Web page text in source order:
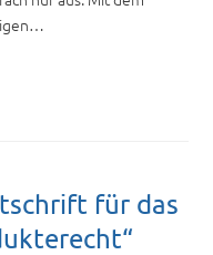
für das